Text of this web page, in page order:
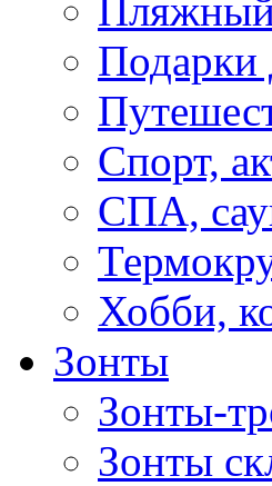
Подарки
Спорт,
СПА,
Хобби,
Зонты
Зонты-
Зонты